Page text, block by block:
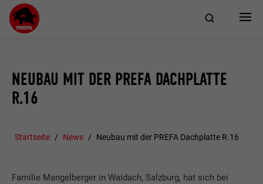
NEUBAU MIT DER PREFA DACHPLATTE
R.16
Startseite News Neubau mit der PREFA Dachplatte R.16
Familie Mangelberger in Waidach, Salzburg, hat sich bei